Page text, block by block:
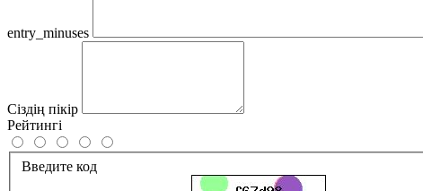
entry_minuses
Сіздің пікір
Рейтингі
Введите код